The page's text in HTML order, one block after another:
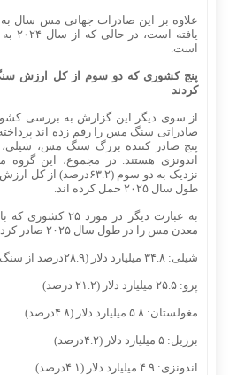
است.
پنج کشوری که دو سوم از کل ارزش
کردند
از سوی دیگر این گزارش به بررسی
صادراتی سنگ مس را رقم زده اند
پنج صادر کننده بزرگ سنگ مس، شیلی،
اندونزی هستند. در مجموع، این گروه
نزدیک به دو سوم
طول سال ۲۰۲۵ حمل کرده ‌اند.
به عبارت دیگر در
معدن مس را در طول سال ۲۰۲۵ صادر کرده‌ اند، آورده شده است:
شیلی: ۳۴.۸ میلیارد دلار (۲۸.۹درصد از سنگ معدن مس صادراتی)
پرو: ۲۵.۵ میلیارد دلار (۲۱.۲ درصد)
مغولستان: ۵.۸ میلیارد دلار (۴.۸درصد)
برزیل: ۵ میلیارد دلار (۴.۲درصد)
اندونزی: ۴.۹ میلیارد دلار (۴.۱درصد)